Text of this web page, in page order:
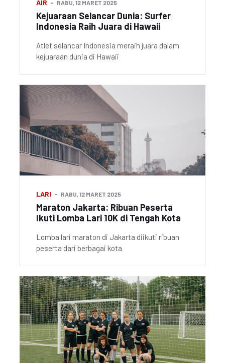
AIR RABU, 12 MARET 2025
Kejuaraan Selancar Dunia: Surfer
Indonesia Raih Juara di Hawaii
Atlet selancar Indonesia meraih juara dalam
kejuaraan dunia di Hawaii
LARI RABU, 12 MARET 2025
Maraton Jakarta: Ribuan Peserta
Ikuti Lomba Lari 10K di Tengah Kota
Lomba lari maraton di Jakarta diikuti ribuan
peserta dari berbagai kota